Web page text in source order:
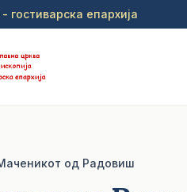
епархија
од Радовиш